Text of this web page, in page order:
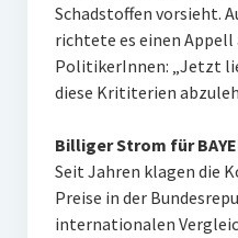
Schadstoffen vorsieht.
richtete es einen Appell
PolitikerInnen: „Jetzt
diese Krititerien
Billiger Strom für
Seit Jahren klagen die
Preise in der
internationalen